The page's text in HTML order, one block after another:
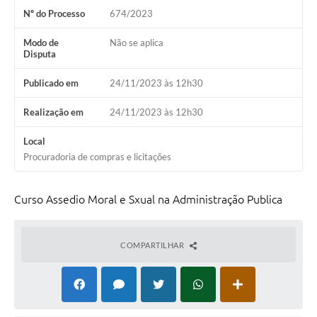
Nº do Processo 674/2023
Modo de
Disputa
Não se aplica
Publicado em 24/11/2023 às 12h30
Realização em 24/11/2023 às 12h30
Local
Procuradoria de compras e licitações
Curso Assedio Moral e Sxual na Administração Publica
COMPARTILHAR